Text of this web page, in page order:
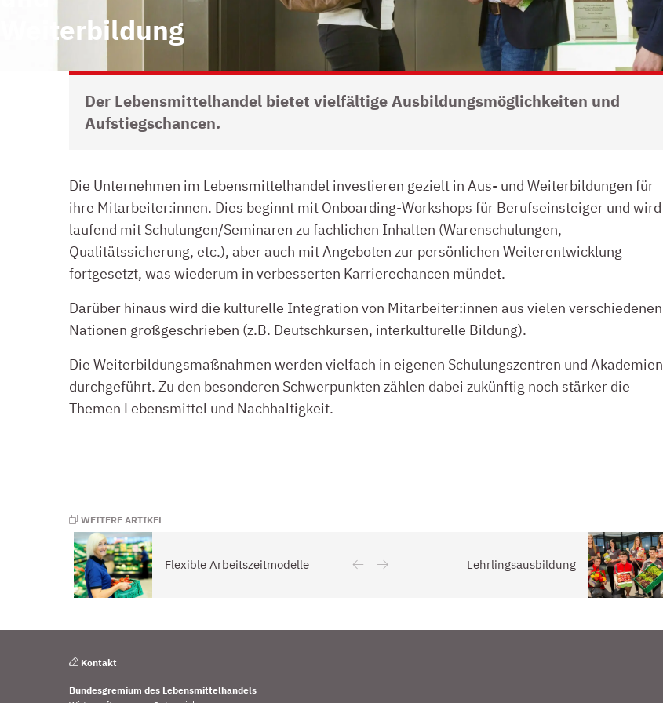
Weiterbildung
Der Lebensmittelhandel bietet vielfältige Ausbildungsmöglichkeiten und
Aufstiegschancen.
Die Unternehmen im Lebensmittelhandel investieren gezielt in Aus- und Weiterbildungen für
ihre Mitarbeiter:innen. Dies beginnt mit Onboarding-Workshops für Berufseinsteiger und wird
laufend mit Schulungen/Seminaren zu fachlichen Inhalten (Warenschulungen,
Qualitätssicherung, etc.), aber auch mit Angeboten zur persönlichen Weiterentwicklung
fortgesetzt, was wiederum in verbesserten Karrierechancen mündet.
Darüber hinaus wird die kulturelle Integration von Mitarbeiter:innen aus vielen verschiedenen
Nationen großgeschrieben (z.B. Deutschkursen, interkulturelle Bildung).
Die Weiterbildungsmaßnahmen werden vielfach in eigenen Schulungszentren und Akademien
durchgeführt. Zu den besonderen Schwerpunkten zählen dabei zukünftig noch stärker die
Themen Lebensmittel und Nachhaltigkeit.
WEITERE ARTIKEL
Flexible Arbeitszeitmodelle Lehrlingsausbildung
Kontakt
Bundesgremium des Lebensmittelhandels